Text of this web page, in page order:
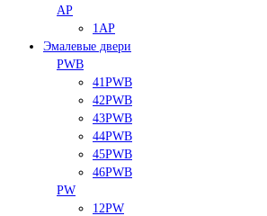
AP
1AP
Эмалевые двери
PWB
41PWB
42PWB
43PWB
44PWB
45PWB
46PWB
PW
12PW